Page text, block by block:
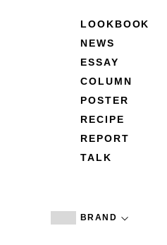
LOOKBOOK
NEWS
ESSAY
COLUMN
POSTER
RECIPE
REPORT
TALK
BRAND